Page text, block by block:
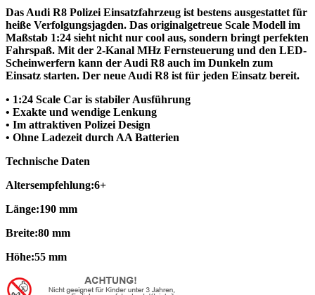
Das Audi R8 Polizei Einsatzfahrzeug ist bestens ausgestattet für
heiße Verfolgungsjagden. Das originalgetreue Scale Modell im
Maßstab 1:24 sieht nicht nur cool aus, sondern bringt perfekten
Fahrspaß. Mit der 2-Kanal MHz Fernsteuerung und den LED-
Scheinwerfern kann der Audi R8 auch im Dunkeln zum
Einsatz starten. Der neue Audi R8 ist für jeden Einsatz bereit.
• 1:24 Scale Car is stabiler Ausführung
• Exakte und wendige Lenkung
• Im attraktiven Polizei Design
• Ohne Ladezeit durch AA Batterien
Technische Daten
Altersempfehlung:6+
Länge:190 mm
Breite:80 mm
Höhe:55 mm